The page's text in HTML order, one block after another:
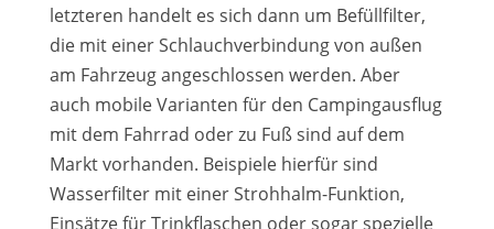
letzteren handelt es sich dann um Befüllfilter,
die mit einer Schlauchverbindung von außen
am Fahrzeug angeschlossen werden. Aber
auch mobile Varianten für den Campingausflug
mit dem Fahrrad oder zu Fuß sind auf dem
Markt vorhanden. Beispiele hierfür sind
Wasserfilter mit einer Strohhalm-Funktion,
Einsätze für Trinkflaschen oder sogar spezielle